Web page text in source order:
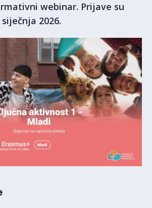
webinar. Prijave su
2026.